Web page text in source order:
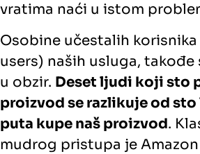
vratima naći u istom
Osobine učestalih
users) naših usluga, takođe
u obzir. Deset ljudi koji sto
proizvod se razlikuje od
puta kupe naš proizvod.
mudrog pristupa je Amazon